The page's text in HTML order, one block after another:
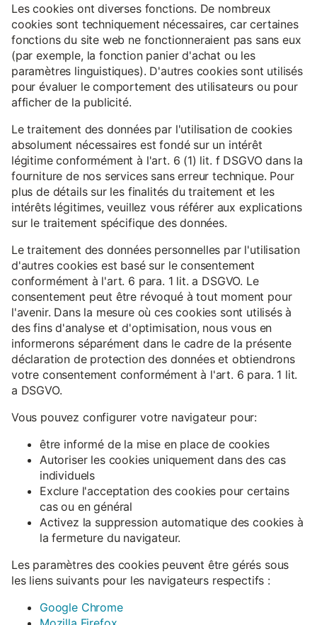
Les cookies ont diverses fonctions. De nombreux
cookies sont techniquement nécessaires, car certaines
fonctions du site web ne fonctionneraient pas sans eux
(par exemple, la fonction panier d'achat ou les
paramètres linguistiques). D'autres cookies sont utilisés
pour évaluer le comportement des utilisateurs ou pour
afficher de la publicité.
Le traitement des données par l'utilisation de cookies
absolument nécessaires est fondé sur un intérêt
légitime conformément à l'art. 6 (1) lit. f DSGVO dans la
fourniture de nos services sans erreur technique. Pour
plus de détails sur les finalités du traitement et les
intérêts légitimes, veuillez vous référer aux explications
sur le traitement spécifique des données.
Le traitement des données personnelles par l'utilisation
d'autres cookies est basé sur le consentement
conformément à l'art. 6 para. 1 lit. a DSGVO. Le
consentement peut être révoqué à tout moment pour
l'avenir. Dans la mesure où ces cookies sont utilisés à
des fins d'analyse et d'optimisation, nous vous en
informerons séparément dans le cadre de la présente
déclaration de protection des données et obtiendrons
votre consentement conformément à l'art. 6 para. 1 lit.
a DSGVO.
Vous pouvez configurer votre navigateur pour:
être informé de la mise en place de cookies
Autoriser les cookies uniquement dans des cas
individuels
Exclure l'acceptation des cookies pour certains
cas ou en général
Activez la suppression automatique des cookies à
la fermeture du navigateur.
Les paramètres des cookies peuvent être gérés sous
les liens suivants pour les navigateurs respectifs :
Google Chrome